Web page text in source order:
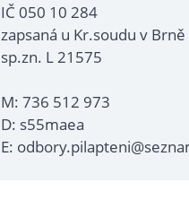
IČ 050 10 284
zapsaná u Kr.soudu v Brně
sp.zn. L 21575
M: 736 512 973
D: s55maea
E: